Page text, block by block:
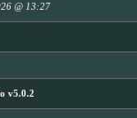
@ 13:27
v5.0.2